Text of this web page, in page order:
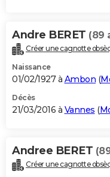
Andre BERET (89
Créer une cagnotte
Naissance
01/02/1927 à Ambon (
Décès
21/03/2016 à Vannes (
Andree BERET
Créer une cagnotte